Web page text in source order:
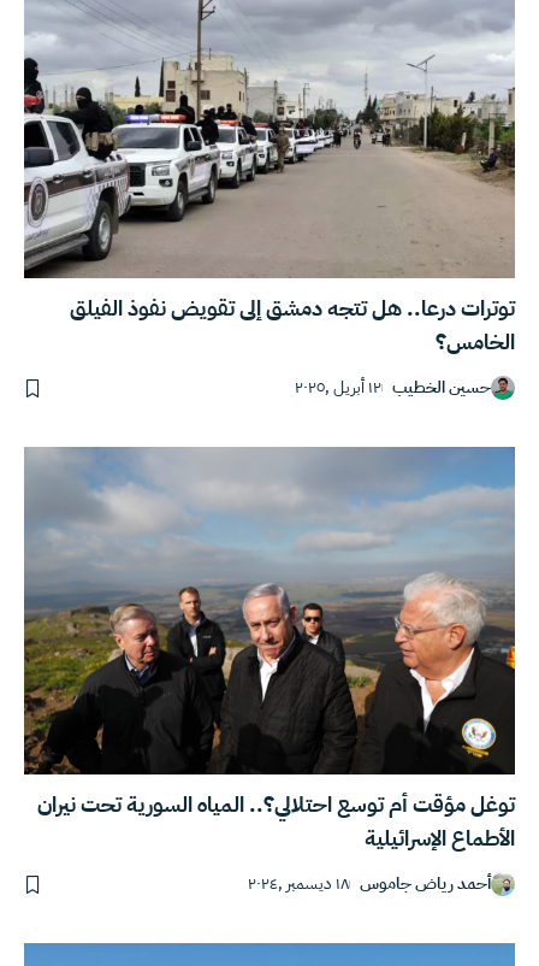
توترات درعا.. هل تتجه دمشق إلى تقويض نفوذ الفيلق
الخامس؟
حسين الخطيب ١٢ أبريل ,٢٠٢٥
توغل مؤقت أم توسع احتلالي؟.. المياه السورية تحت نيران
الأطماع الإسرائيلية
أحمد رياض جاموس ١٨ ديسمبر ,٢٠٢٤